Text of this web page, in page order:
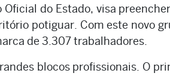
do Estado, visa
potiguar. Com este novo
de 3.307 trabalhadores.
blocos profissionais. O